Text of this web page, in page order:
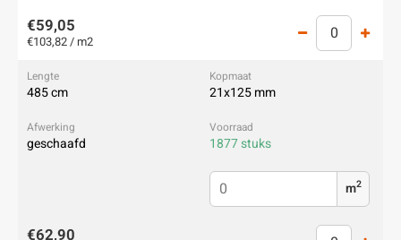
€59,05
€103,82 / m2
485 cm 21x125 mm
geschaafd 1877 stuks
m2
€62,90